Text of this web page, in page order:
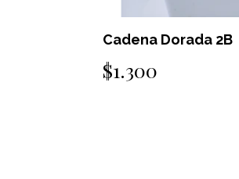
Cadena Dorada 2B